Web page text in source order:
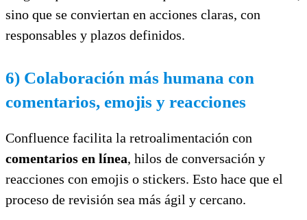
sino que se conviertan en acciones claras, con
responsables y plazos definidos.
6) Colaboración más humana con
comentarios, emojis y reacciones
Confluence facilita la retroalimentación con
comentarios en línea, hilos de conversación y
reacciones con emojis o stickers. Esto hace que el
proceso de revisión sea más ágil y cercano.